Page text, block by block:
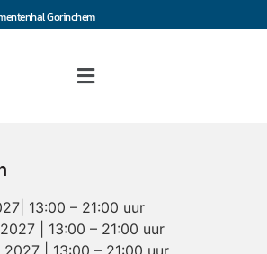
Gorinchem
13:00 – 21:00 uur
| 13:00 – 21:00 uur